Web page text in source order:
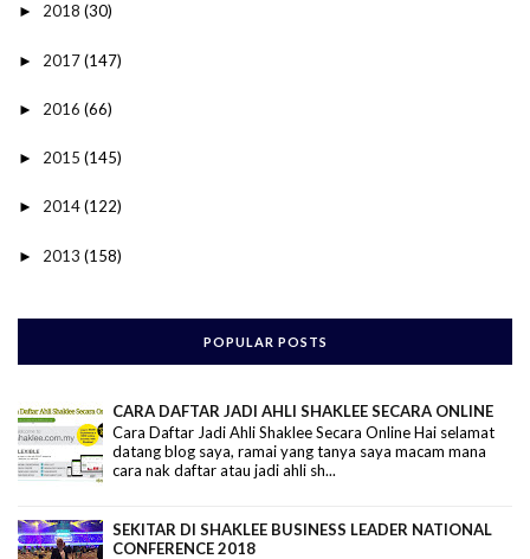
► 2018 (30)
► 2017(147)
► 2016 (66)
► 2015 (145)
► 2014(122)
► 2013 (158)
POPULAR POSTS
CARA DAFTAR JADI AHLI SHAKLEE SECARA ONLINE
Cara Daftar Jadi Ahli Shaklee Secara Online Hai selamat
datang blog saya, ramai yang tanya saya macam mana
cara nak daftar atau jadi ahli sh...
SEKITAR DI SHAKLEE BUSINESS LEADER NATIONAL
CONFERENCE 2018